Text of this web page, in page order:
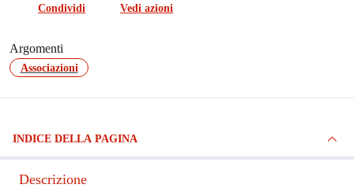
Condividi Vedi azioni
Argomenti
Associazioni
INDICE DELLA PAGINA
Descrizione